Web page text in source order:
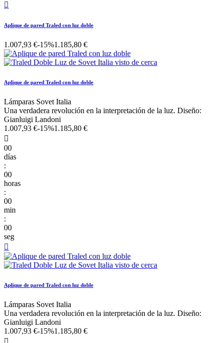

Aplique de pared Traled con luz doble
1.007,93 €-15%1.185,80 €
Aplique de pared Traled con luz doble
Lámparas Sovet Italia
Una verdadera revolución en la interpretación de la luz. Diseño:
Gianluigi Landoni
1.007,93 €-15%1.185,80 €

00
días
:
00
horas
:
00
min
:
00
seg

Aplique de pared Traled con luz doble
Lámparas Sovet Italia
Una verdadera revolución en la interpretación de la luz. Diseño:
Gianluigi Landoni
1.007,93 €-15%1.185,80 €
